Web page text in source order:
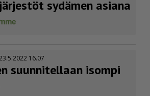
sydämen asiana
16.07
suunnitellaan isompi